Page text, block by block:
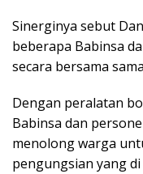
Sinerginya sebut
beberapa Babinsa
secara bersama
Dengan peralatan
Babinsa dan
menolong warga
pengungsian yang